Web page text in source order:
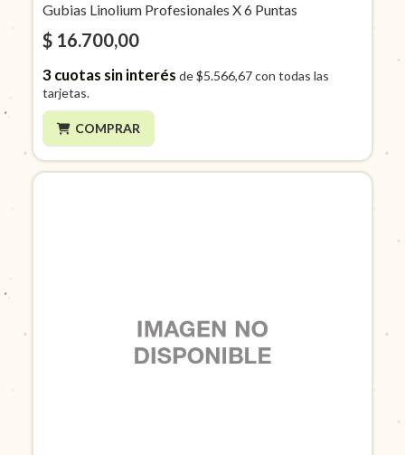
Gubias Linolium Profesionales X 6 Puntas
$ 16.700,00
3cuotas sin interés de$5.566,67con todas las
tarjetas.
COMPRAR